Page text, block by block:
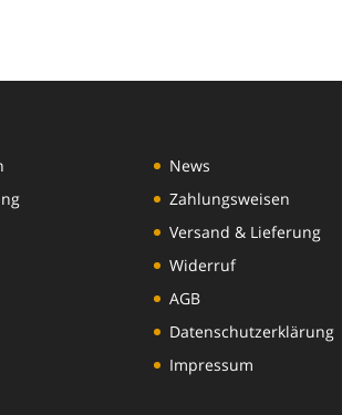
News
Zahlungsweisen
Versand & Lieferung
Widerruf
AGB
Datenschutzerklärung
Impressum